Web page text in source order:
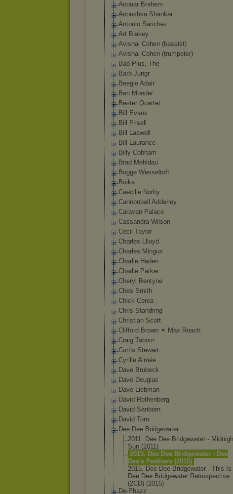
Anouar Brahem
Anoushka Shankar
Antonio Sanchez
Art Blakey
Avishai Cohen (bassist)
Avishai Cohen (trumpeter)
Bad Plus, The
Barb Jungr
Beegie Adair
Ben Monder
Bester Quartet
Bill Evans
Bill Frisell
Bill Laswell
Bill Laurance
Billy Cobham
Brad Mehldau
Bugge Wesseltoft
Buika
Caecilie Norby
Cannonball Adderley
Caravan Palace
Cassandra Wilson
Cecil Taylor
Charles Llloyd
Charles Mingus
Charlie Haden
Charlie Parker
Cheryl Bentyne
Ches Smith
Chick Corea
Chris Standring
Christian Scott
Clifford Brown ✶ Max Roach
Craig Taborn
Curtis Stewart
Cyrille Aimée
Dave Brubeck
Dave Douglas
Dave Liebman
David Rothenberg
David Sanborn
David Torn
Dee Dee Bridgewater
2011. Dee Dee Bridgewater -
Sun (2011)
2015. Dee Dee Bridgewater - Dee
Dee's Feathers (2015)
2015. Dee Dee Bridgewater - This Is
Dee Dee Bridgewater Retrospective
(2CD) (2015)
De-Phazz